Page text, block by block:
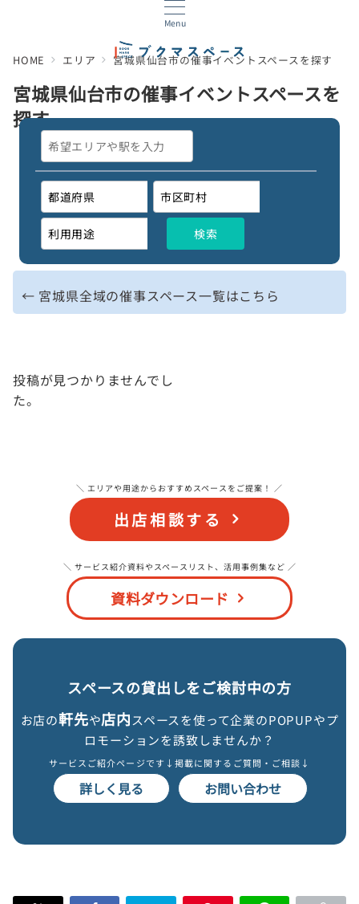
Menu
HOME エリア 宮城県仙台市の催事イベントスペースを探す
宮城県仙台市の催事イベントスペースを
探す
← 宮城県全域の催事スペース一覧はこちら
投稿が見つかりませんでし
た。
＼ エリアや用途からおすすめスペースをご提案！ ／
出店相談する
＼ サービス紹介資料やスペースリスト、活用事例集など ／
資料ダウンロード
スペースの貸出しをご検討中の方
お店の軒先や店内スペースを使って企業のPOPUPやプ
ロモーションを誘致しませんか？
サービスご紹介ページです↓
詳しく見る
掲載に関するご質問・ご相談↓
お問い合わせ